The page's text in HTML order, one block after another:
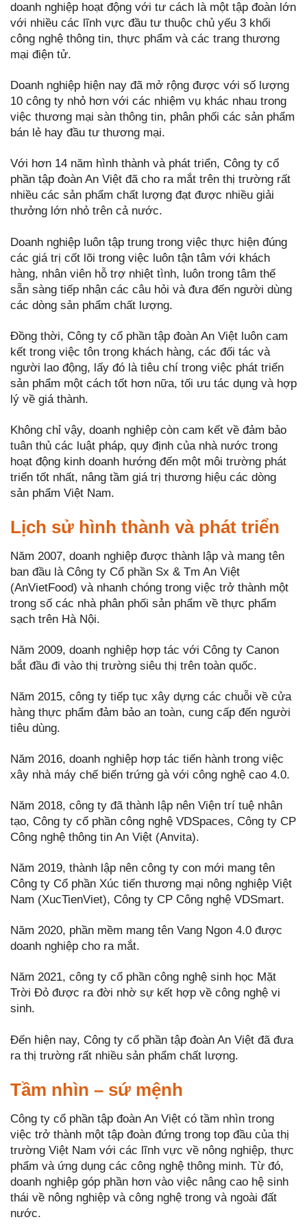
doanh nghiệp hoạt động với tư cách là một tập đoàn lớn
với nhiều các lĩnh vực đầu tư thuộc chủ yếu 3 khối
công nghệ thông tin, thực phẩm và các trang thương
mại điện tử.
Doanh nghiệp hiện nay đã mở rộng được với số lượng
10 công ty nhỏ hơn với các nhiệm vụ khác nhau trong
việc thương mại sàn thông tin, phân phối các sản phẩm
bán lẻ hay đầu tư thương mại.
Với hơn 14 năm hình thành và phát triển, Công ty cổ
phần tập đoàn An Việt đã cho ra mắt trên thị trường rất
nhiều các sản phẩm chất lượng đạt được nhiều giải
thưởng lớn nhỏ trên cả nước.
Doanh nghiệp luôn tập trung trong việc thực hiện đúng
các giá trị cốt lõi trong việc luôn tận tâm với khách
hàng, nhân viên hỗ trợ nhiệt tình, luôn trong tâm thế
sẵn sàng tiếp nhận các câu hỏi và đưa đến người dùng
các dòng sản phẩm chất lượng.
Đồng thời, Công ty cổ phần tập đoàn An Việt luôn cam
kết trong việc tôn trọng khách hàng, các đối tác và
người lao động, lấy đó là tiêu chí trong việc phát triển
sản phẩm một cách tốt hơn nữa, tối ưu tác dụng và hợp
lý về giá thành.
Không chỉ vậy, doanh nghiệp còn cam kết về đảm bảo
tuân thủ các luật pháp, quy định của nhà nước trong
hoạt động kinh doanh hướng đến một môi trường phát
triển tốt nhất, nâng tầm giá trị thương hiệu các dòng
sản phẩm Việt Nam.
Lịch sử hình thành và phát triển
Năm 2007, doanh nghiệp được thành lập và mang tên
ban đầu là Công ty Cổ phần Sx & Tm An Việt
(AnVietFood) và nhanh chóng trong việc trở thành một
trong số các nhà phân phối sản phẩm về thực phẩm
sạch trên Hà Nội.
Năm 2009, doanh nghiệp hợp tác với Công ty Canon
bắt đầu đi vào thị trường siêu thị trên toàn quốc.
Năm 2015, công ty tiếp tục xây dựng các chuỗi về cửa
hàng thực phẩm đảm bảo an toàn, cung cấp đến người
tiêu dùng.
Năm 2016, doanh nghiệp hợp tác tiến hành trong việc
xây nhà máy chế biến trứng gà với công nghệ cao 4.0.
Năm 2018, công ty đã thành lập nên Viện trí tuệ nhân
tạo, Công ty cổ phần công nghệ VDSpaces, Công ty CP
Công nghệ thông tin An Việt (Anvita).
Năm 2019, thành lập nên công ty con mới mang tên
Công ty Cổ phần Xúc tiến thương mại nông nghiệp Việt
Nam (XucTienViet), Công ty CP Công nghệ VDSmart.
Năm 2020, phần mềm mang tên Vang Ngon 4.0 được
doanh nghiệp cho ra mắt.
Năm 2021, công ty cổ phần công nghệ sinh học Mặt
Trời Đỏ được ra đời nhờ sự kết hợp về công nghệ vi
sinh.
Đến hiện nay, Công ty cổ phần tập đoàn An Việt đã đưa
ra thị trường rất nhiều sản phẩm chất lượng.
Tầm nhìn – sứ mệnh
Công ty cổ phần tập đoàn An Việt có tầm nhìn trong
việc trở thành một tập đoàn đứng trong top đầu của thị
trường Việt Nam với các lĩnh vực về nông nghiệp, thực
phẩm và ứng dụng các công nghệ thông minh. Từ đó,
doanh nghiệp góp phần hơn vào việc nâng cao hệ sinh
thái về nông nghiệp và công nghệ trong và ngoài đất
nước.